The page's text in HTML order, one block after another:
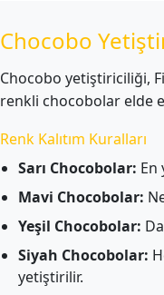
Chocobo
Chocobo yetiştiriciliği,
renkli chocobolar elde
Renk Kalıtım Kuralları
Sarı Chocobolar: En
Mavi Chocobolar:
Yeşil Chocobolar:
Siyah Chocobolar:
yetiştirilir.